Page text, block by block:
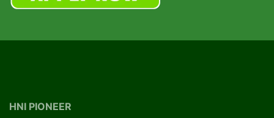
HNI PIONEER